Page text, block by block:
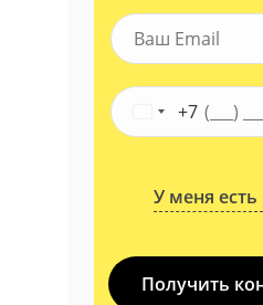
+7
У меня
Получить